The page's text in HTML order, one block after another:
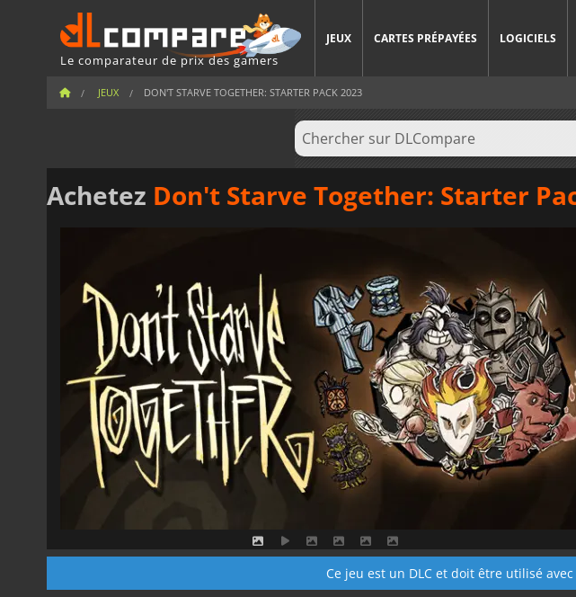
Le comparateur de prix des gamers
JEUX CARTES PRÉPAYÉES LOGICIELS
JEUX DON'T STARVE TOGETHER: STARTER PACK 2023
Achetez Don't Starve Together: Starter
Ce jeu est un DLC et doit être utilisé